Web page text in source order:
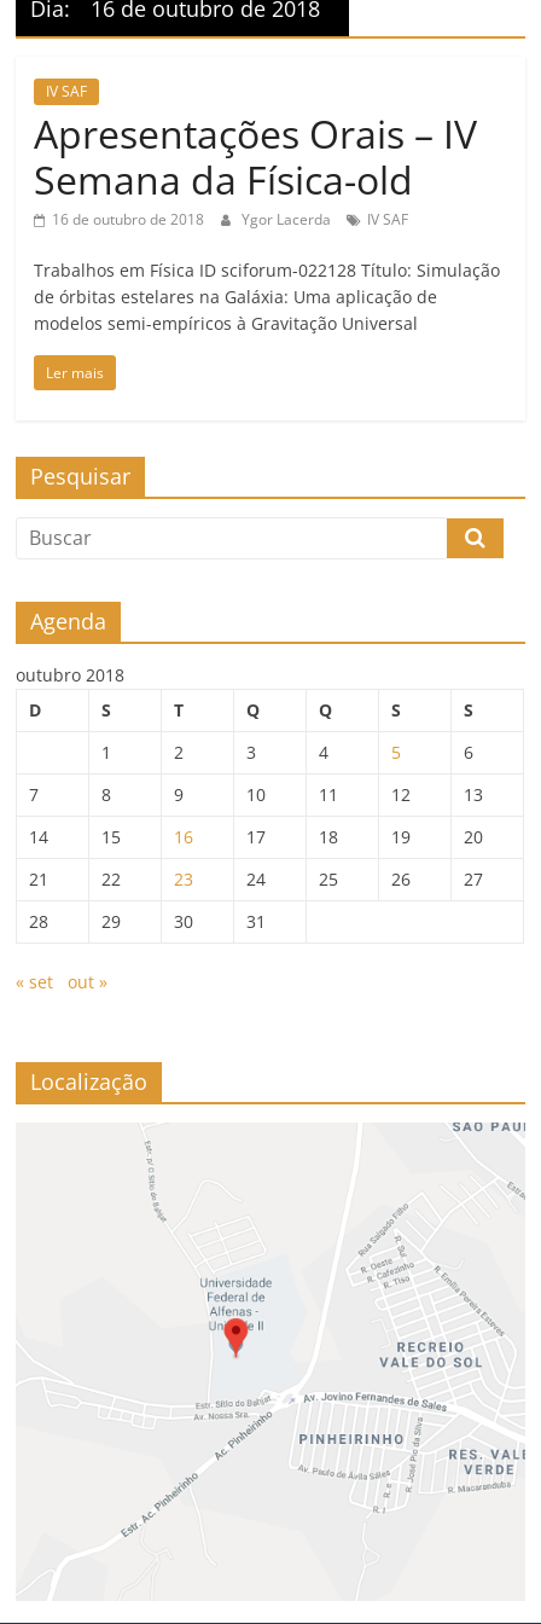
Dia: 16 de outubro de 2018
IV SAF
Apresentações Orais – IV
Semana da Física-old
16 de outubro de 2018 Ygor Lacerda IV SAF
Trabalhos em Física ID sciforum-022128 Título: Simulação
de órbitas estelares na Galáxia: Uma aplicação de
modelos semi-empíricos à Gravitação Universal
Ler mais
Pesquisar
Agenda
outubro 2018
D
S T Q Q S
S
1
2 3 4 5
6
7
8 9 10 11 12
13
14
15 16 17 18 19
20
21
22 23 24 25 26
27
28
29 30 31
« set out »
Localização